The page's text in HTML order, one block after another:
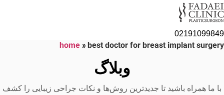
02191099849
home»best doctor for breast implant surgery
وبلاگ
با ما همراه باشید تا جدیدترین روش‌ها و نکات جراحی زیبایی را کشف